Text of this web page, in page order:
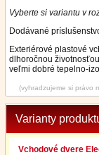
Vyberte si variantu v
Dodávané
Exteriérové plastové
dlhoročnou
veľmi dobré tepelno-
(vyhradzujeme si právo
Varianty
Vchodové dvere